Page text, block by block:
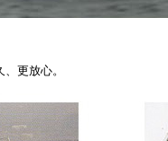
更放心。